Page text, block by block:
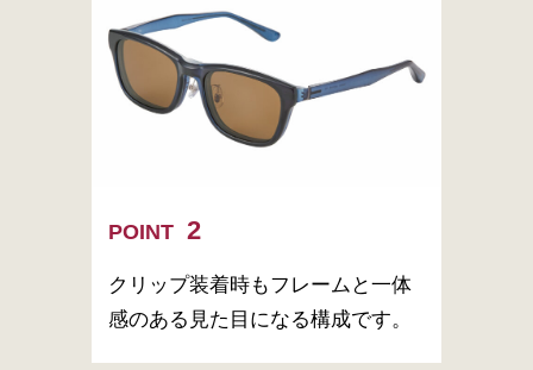
POINT
クリップ装着時もフレームと一体
感のある見た目になる構成です。